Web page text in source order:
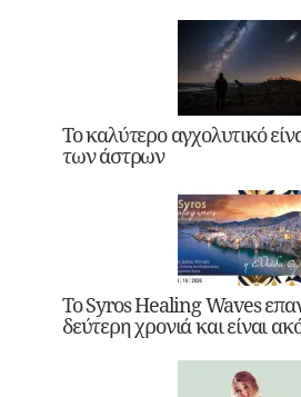
Το καλύτερο αγχολυτικό
των άστρων
Το Syros Healing Waves
δεύτερη χρονιά και είναι